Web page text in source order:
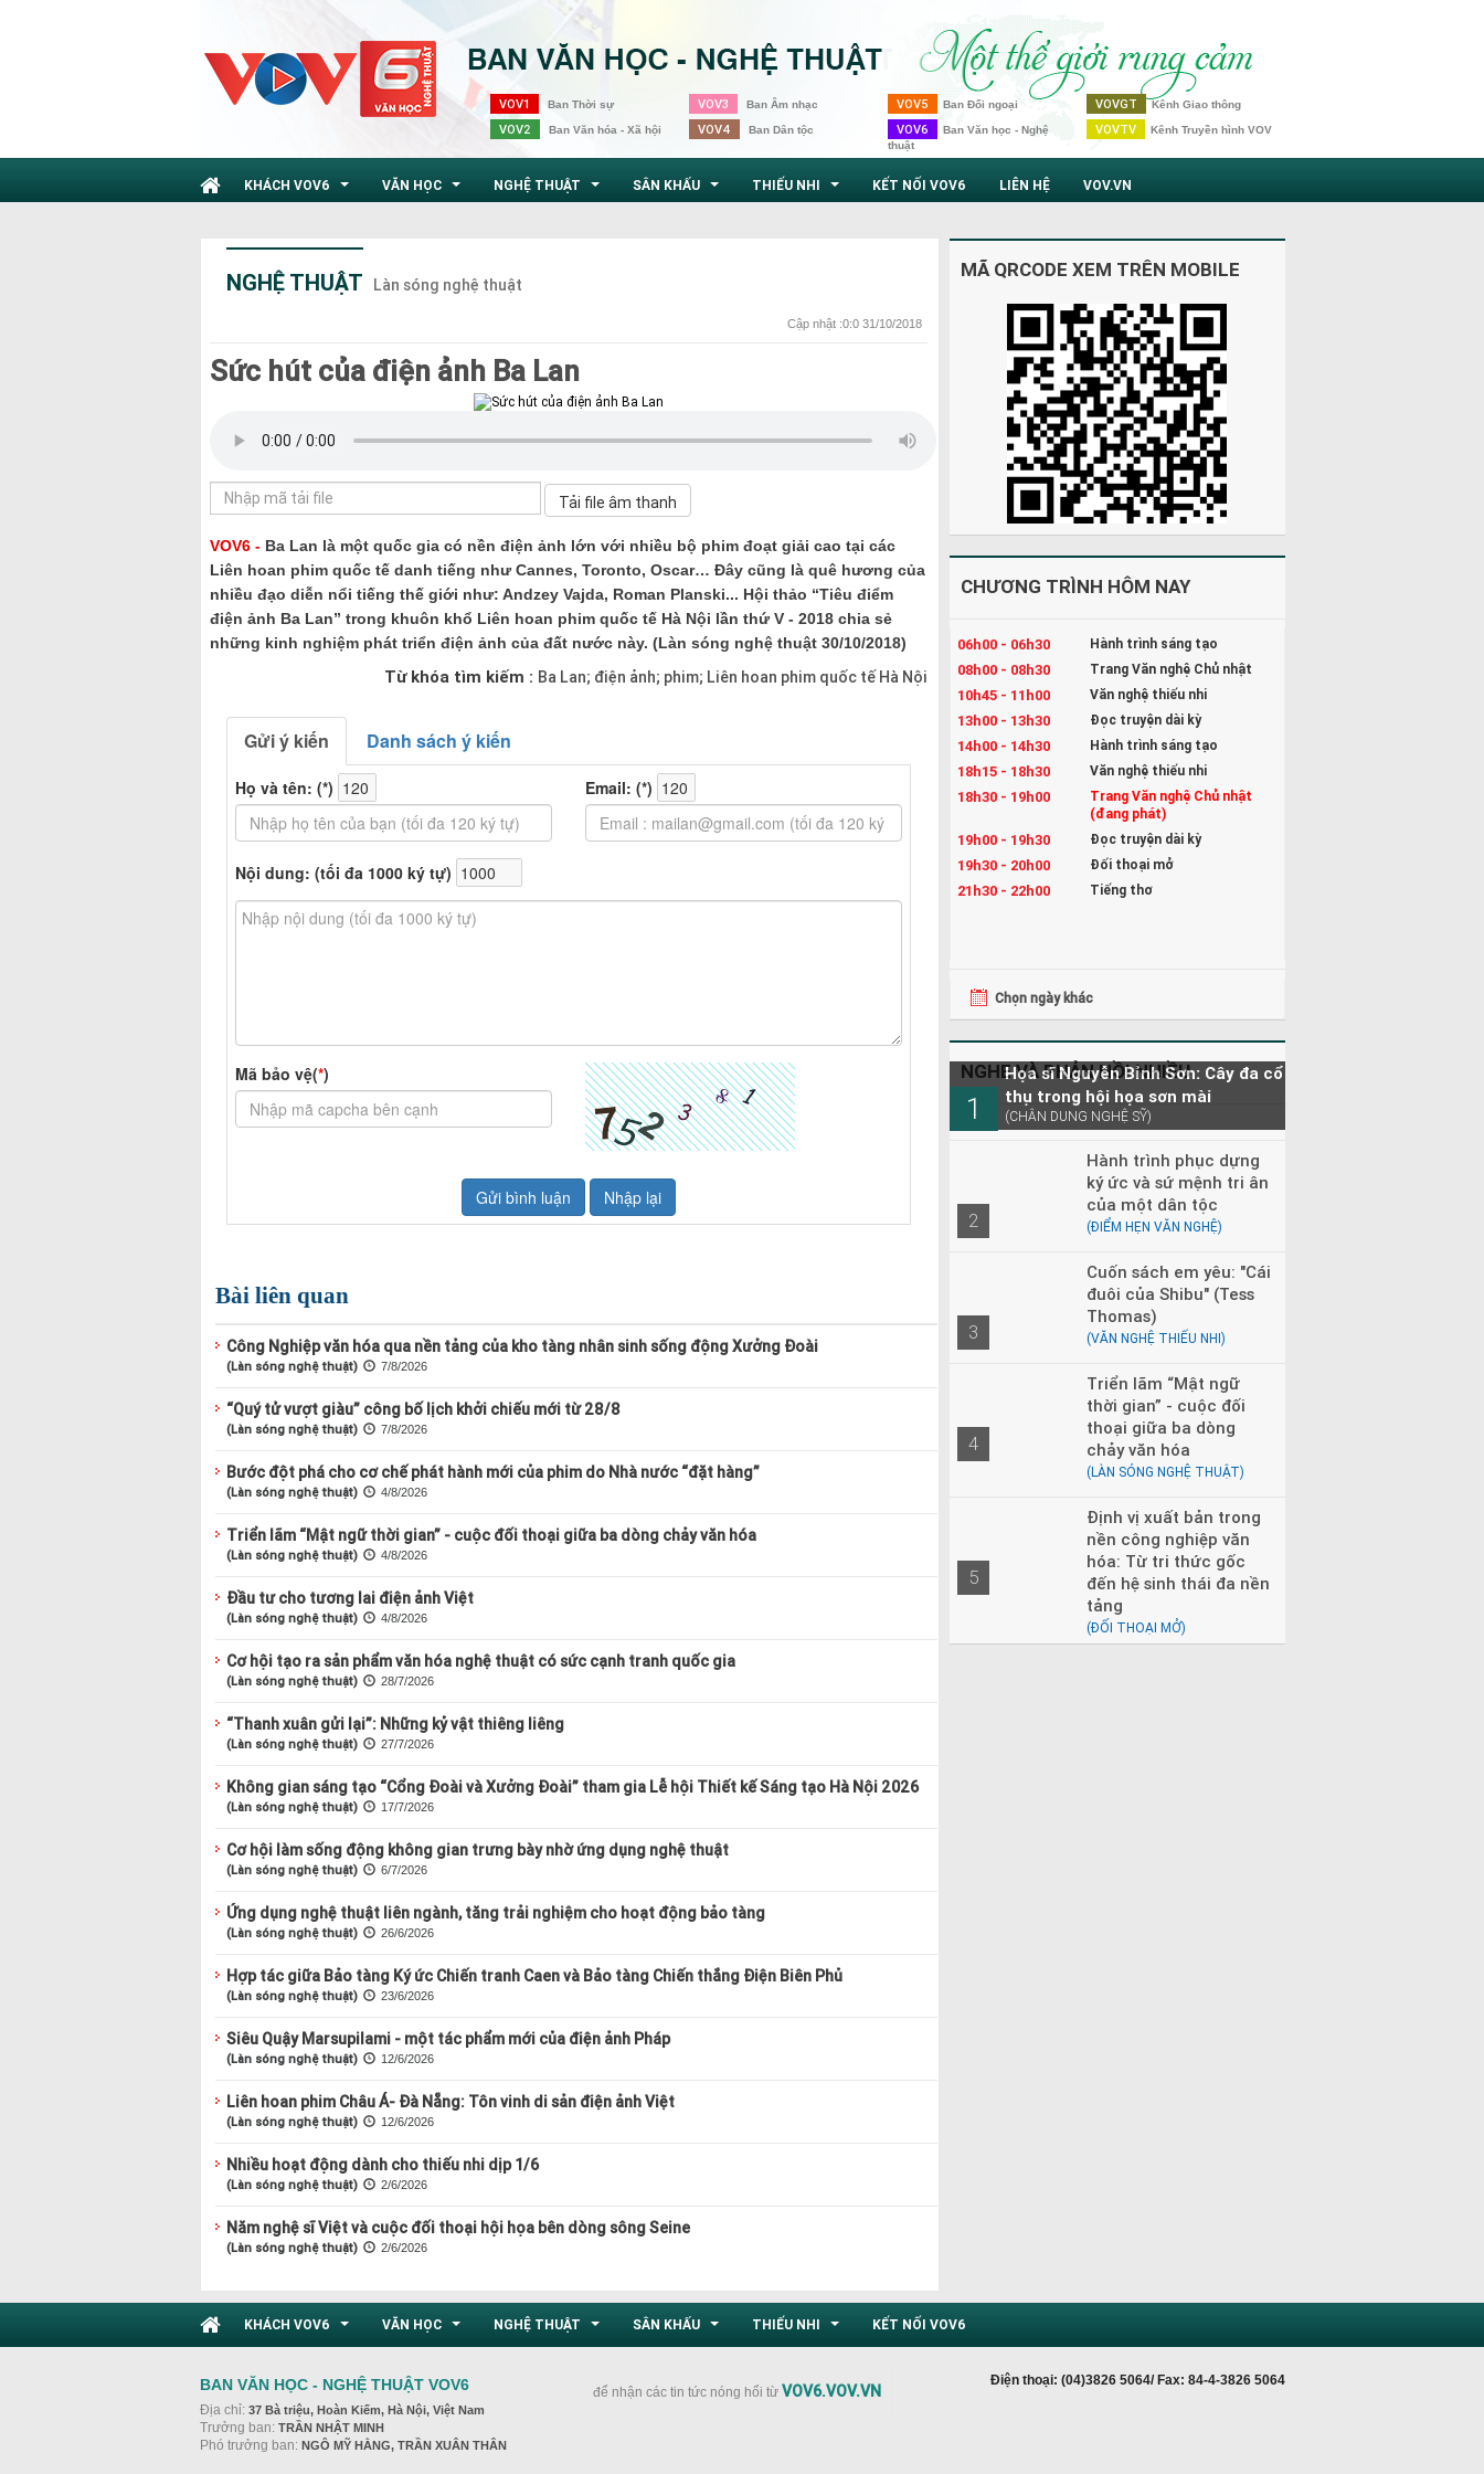
VOV1 Ban Thời sự
VOV2 Ban Văn hóa - Xã hội
VOV3 Ban Âm nhạc
VOV4 Ban Dân tộc
VOV5 Ban Đối ngoại
VOV6 Ban Văn học - Nghệ
thuật
VOVGT Kênh Giao thông
VOVTV Kênh Truyền hình VOV
KHÁCH VOV6 VĂN HỌC NGHỆ THUẬT SÂN KHẤU THIẾU NHI KẾT NỐI VOV6 LIÊN HỆ VOV.VN
NGHỆ THUẬT Làn sóng nghệ thuật
Cập nhật :0:0 31/10/2018
Sức hút của điện ảnh Ba Lan
VOV6 - Ba Lan là một quốc gia có nền điện ảnh lớn với nhiều bộ phim đoạt giải cao tại các
Liên hoan phim quốc tế danh tiếng như Cannes, Toronto, Oscar… Đây cũng là quê hương của
nhiều đạo diễn nổi tiếng thế giới như: Andzey Vajda, Roman Planski... Hội thảo “Tiêu điểm
điện ảnh Ba Lan” trong khuôn khổ Liên hoan phim quốc tế Hà Nội lần thứ V - 2018 chia sẻ
những kinh nghiệm phát triển điện ảnh của đất nước này. (Làn sóng nghệ thuật 30/10/2018)
Từ khóa tìm kiếm : Ba Lan; điện ảnh; phim; Liên hoan phim quốc tế Hà Nội
Bài liên quan
Công Nghiệp văn hóa qua nền tảng của kho tàng nhân sinh sống động Xưởng Đoài
(Làn sóng nghệ thuật) 7/8/2026
“Quý tử vượt giàu” công bố lịch khởi chiếu mới từ 28/8
(Làn sóng nghệ thuật) 7/8/2026
Bước đột phá cho cơ chế phát hành mới của phim do Nhà nước “đặt hàng”
(Làn sóng nghệ thuật) 4/8/2026
Triển lãm “Mật ngữ thời gian” - cuộc đối thoại giữa ba dòng chảy văn hóa
(Làn sóng nghệ thuật) 4/8/2026
Đầu tư cho tương lai điện ảnh Việt
(Làn sóng nghệ thuật) 4/8/2026
Cơ hội tạo ra sản phẩm văn hóa nghệ thuật có sức cạnh tranh quốc gia
(Làn sóng nghệ thuật) 28/7/2026
“Thanh xuân gửi lại”: Những kỷ vật thiêng liêng
(Làn sóng nghệ thuật) 27/7/2026
Không gian sáng tạo “Cổng Đoài và Xưởng Đoài” tham gia Lễ hội Thiết kế Sáng tạo Hà Nội 2026
(Làn sóng nghệ thuật) 17/7/2026
Cơ hội làm sống động không gian trưng bày nhờ ứng dụng nghệ thuật
(Làn sóng nghệ thuật) 6/7/2026
Ứng dụng nghệ thuật liên ngành, tăng trải nghiệm cho hoạt động bảo tàng
(Làn sóng nghệ thuật) 26/6/2026
Hợp tác giữa Bảo tàng Ký ức Chiến tranh Caen và Bảo tàng Chiến thắng Điện Biên Phủ
(Làn sóng nghệ thuật) 23/6/2026
Siêu Quậy Marsupilami - một tác phẩm mới của điện ảnh Pháp
(Làn sóng nghệ thuật) 12/6/2026
Liên hoan phim Châu Á- Đà Nẵng: Tôn vinh di sản điện ảnh Việt
(Làn sóng nghệ thuật) 12/6/2026
Nhiều hoạt động dành cho thiếu nhi dịp 1/6
(Làn sóng nghệ thuật) 2/6/2026
Năm nghệ sĩ Việt và cuộc đối thoại hội họa bên dòng sông Seine
(Làn sóng nghệ thuật) 2/6/2026
MÃ QRCODE XEM TRÊN MOBILE
CHƯƠNG TRÌNH HÔM NAY
06h00 - 06h30 Hành trình sáng tạo
08h00 - 08h30 Trang Văn nghệ Chủ nhật
10h45 - 11h00 Văn nghệ thiếu nhi
13h00 - 13h30 Đọc truyện dài kỳ
14h00 - 14h30 Hành trình sáng tạo
18h15 - 18h30 Văn nghệ thiếu nhi
18h30 - 19h00
Trang Văn nghệ Chủ nhật
(đang phát)
19h00 - 19h30 Đọc truyện dài kỳ
19h30 - 20h00 Đối thoại mở
21h30 - 22h00 Tiếng thơ
Chọn ngày khác
NGHE VÀ PHẢN HỒI NHIỀU
1
Họa sĩ Nguyễn Bỉnh Sơn: Cây đa cổ
thụ trong hội họa sơn mài
(CHÂN DUNG NGHỆ SỸ)
2
Hành trình phục dựng
ký ức và sứ mệnh tri ân
của một dân tộc
(ĐIỂM HẸN VĂN NGHỆ)
3
Cuốn sách em yêu: "Cái
đuôi của Shibu" (Tess
Thomas)
(VĂN NGHỆ THIẾU NHI)
4
Triển lãm “Mật ngữ
thời gian” - cuộc đối
thoại giữa ba dòng
chảy văn hóa
(LÀN SÓNG NGHỆ THUẬT)
5
Định vị xuất bản trong
nền công nghiệp văn
hóa: Từ tri thức gốc
đến hệ sinh thái đa nền
tảng
(ĐỐI THOẠI MỞ)
KHÁCH VOV6 VĂN HỌC NGHỆ THUẬT SÂN KHẤU THIẾU NHI KẾT NỐI VOV6
BAN VĂN HỌC - NGHỆ THUẬT VOV6
Địa chỉ: 37 Bà triệu, Hoàn Kiếm, Hà Nội, Việt Nam
Trưởng ban: TRẦN NHẬT MINH
Phó trưởng ban: NGÔ MỸ HẰNG, TRẦN XUÂN THÂN
để nhận các tin tức nóng hổi từ VOV6.VOV.VN
Điện thoại: (04)3826 5064/ Fax: 84-4-3826 5064